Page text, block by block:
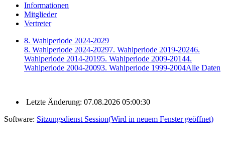
Informationen
Mitglieder
Vertreter
8. Wahlperiode 2024-2029
8. Wahlperiode 2024-20297. Wahlperiode 2019-20246.
Wahlperiode 2014-20195. Wahlperiode 2009-20144.
Wahlperiode 2004-20093. Wahlperiode 1999-2004Alle Daten
Letzte Änderung: 07.08.2026 05:00:30
Software: Sitzungsdienst Session(Wird in neuem Fenster geöffnet)